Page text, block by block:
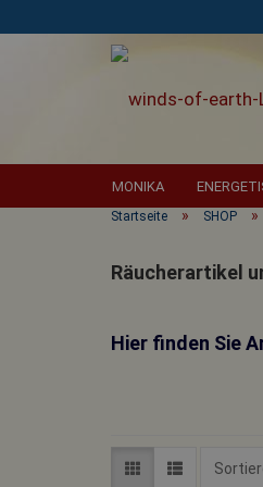
MONIKA
Startseite » SHOP »
Räucherartikel
Hier finden Sie